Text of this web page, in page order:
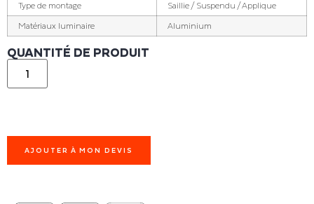
Type de montage Saillie / Suspendu / Applique
Matériaux luminaire Aluminium
QUANTITÉ DE PRODUIT
AJOUTER À MON DEVIS